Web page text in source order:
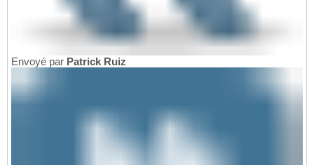
Envoyé par Patrick Ruiz